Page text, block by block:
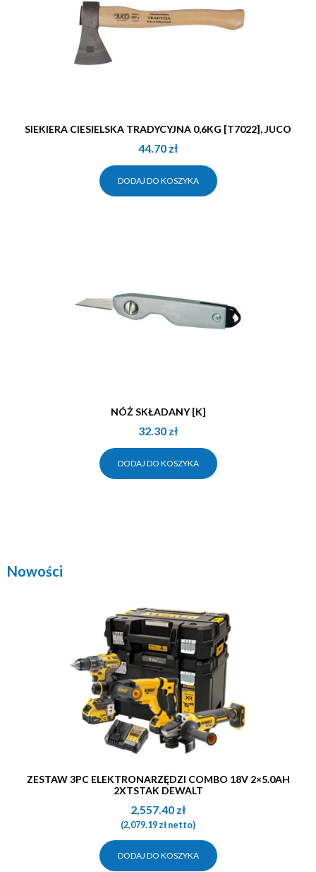
SIEKIERA CIESIELSKA TRADYCYJNA 0,6KG [T7022], JUCO
44.70 zł
DODAJ DO KOSZYKA
NÓŻ SKŁADANY [K]
32.30 zł
DODAJ DO KOSZYKA
Nowości
ZESTAW 3PC ELEKTRONARZĘDZI COMBO 18V 2×5.0AH
2XTSTAK DEWALT
2,557.40 zł
(2,079.19złnetto)
DODAJ DO KOSZYKA